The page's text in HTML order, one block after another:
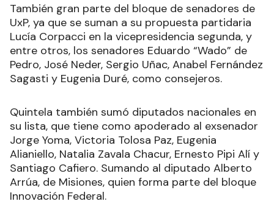
También gran parte del bloque de senadores de
UxP, ya que se suman a su propuesta partidaria
Lucía Corpacci en la vicepresidencia segunda, y
entre otros, los senadores Eduardo “Wado” de
Pedro, José Neder, Sergio Uñac, Anabel Fernández
Sagasti y Eugenia Duré, como consejeros.
Quintela también sumó diputados nacionales en
su lista, que tiene como apoderado al exsenador
Jorge Yoma, Victoria Tolosa Paz, Eugenia
Alianiello, Natalia Zavala Chacur, Ernesto Pipi Alí y
Santiago Cafiero. Sumando al diputado Alberto
Arrúa, de Misiones, quien forma parte del bloque
Innovación Federal.